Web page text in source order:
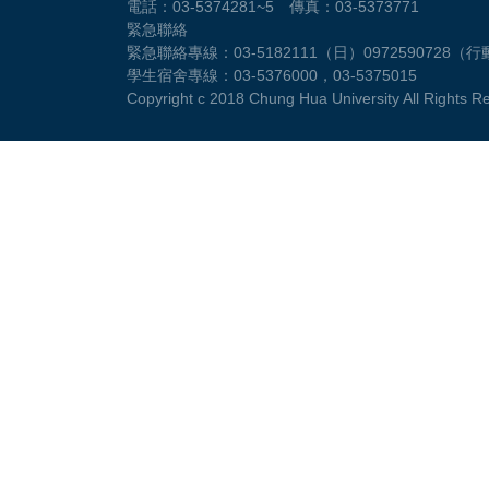
電話：03-5374281~5 傳真：03-5373771
緊急聯絡
緊急聯絡專線：03-5182111（日）0972590728（行
學生宿舍專線：03-5376000，03-5375015
Copyright c 2018 Chung Hua University All Rights